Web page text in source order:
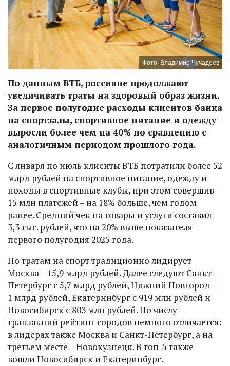
Фото: Владимир Чучадеев
По данным ВТБ, россияне продолжают
увеличивать траты на здоровый образ жизни.
За первое полугодие расходы клиентов банка
на спортзалы, спортивное питание и одежду
выросли более чем на 40% по сравнению с
аналогичным периодом прошлого года.
С января по июль клиенты ВТБ потратили более 52
млрд рублей на спортивное питание, одежду и
походы в спортивные клубы, при этом совершив
15 млн платежей – на 18% больше, чем годом
ранее. Средний чек на товары и услуги составил
3,3 тыс. рублей, что на 20% выше показателя
первого полугодия 2025 года.
По тратам на спорт традиционно лидирует
Москва – 15,9 млрд рублей. Далее следуют Санкт-
Петербург с 5,7 млрд рублей, Нижний Новгород –
1 млрд рублей, Екатеринбург с 919 млн рублей и
Новосибирск с 803 млн рублей. По числу
транзакций рейтинг городов немного отличается:
в лидерах также Москва и Санкт-Петербург, а на
третьем месте – Новокузнецк. В топ-5 также
вошли Новосибирск и Екатеринбург.